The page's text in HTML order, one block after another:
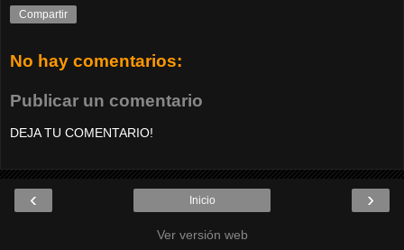
Compartir
No hay comentarios:
Publicar un comentario
DEJA TU COMENTARIO!
‹ ›
Inicio
Ver versión web